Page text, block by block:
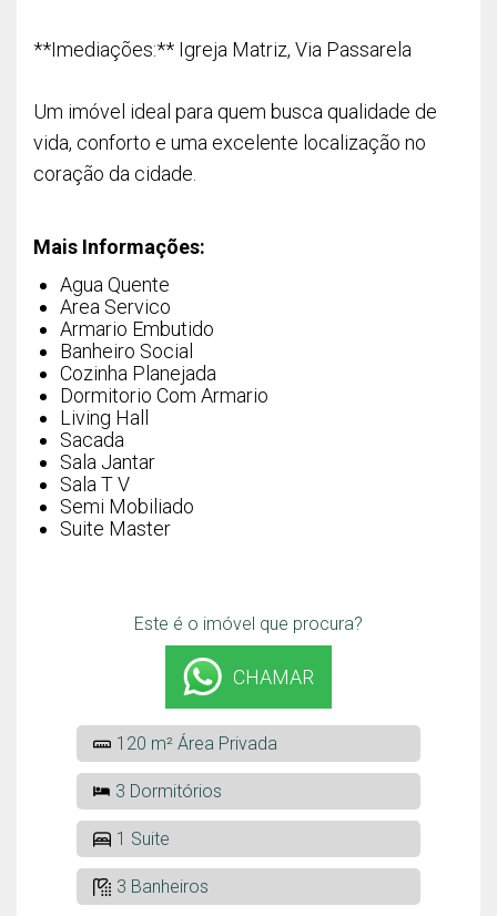
**Imediações:** Igreja Matriz, Via Passarela
Um imóvel ideal para quem busca qualidade de
vida, conforto e uma excelente localização no
coração da cidade.
Mais Informações:
Agua Quente
Area Servico
Armario Embutido
Banheiro Social
Cozinha Planejada
Dormitorio Com Armario
Living Hall
Sacada
Sala Jantar
Sala T V
Semi Mobiliado
Suite Master
Este é o imóvel que procura?
CHAMAR
120 m² Área Privada
3 Dormitórios
1 Suite
3 Banheiros